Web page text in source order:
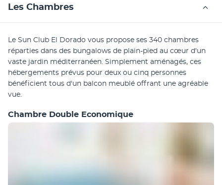
Les Chambres
Le Sun Club El Dorado vous propose ses 340 chambres
réparties dans des bungalows de plain-pied au cœur d'un
vaste jardin méditerranéen. Simplement aménagés, ces
hébergements prévus pour deux ou cinq personnes
bénéficient tous d'un balcon meublé offrant une agréable
vue.
Chambre Double Economique